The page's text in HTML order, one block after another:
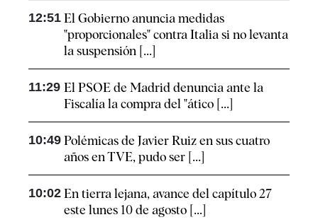
12:51 El Gobierno anuncia medidas
"proporcionales" contra Italia si no levanta
la suspensión [...]
11:29 El PSOE de Madrid denuncia ante la
Fiscalía la compra del "ático [...]
10:49 Polémicas de Javier Ruiz en sus cuatro
años en TVE, pudo ser [...]
10:02 En tierra lejana, avance del capítulo 27
este lunes 10 de agosto [...]